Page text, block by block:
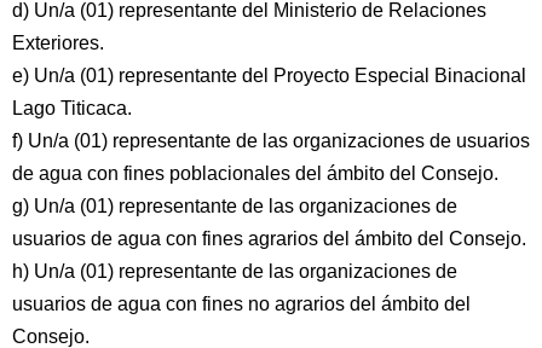
d) Un/a (01) representante del Ministerio de Relaciones
Exteriores.
e) Un/a (01) representante del Proyecto Especial Binacional
Lago Titicaca.
f) Un/a (01) representante de las organizaciones de usuarios
de agua con fines poblacionales del ámbito del Consejo.
g) Un/a (01) representante de las organizaciones de
usuarios de agua con fines agrarios del ámbito del Consejo.
h) Un/a (01) representante de las organizaciones de
usuarios de agua con fines no agrarios del ámbito del
Consejo.